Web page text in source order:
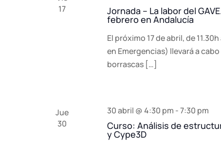
17
Jornada – La labor del
febrero en Andalucía
El próximo 17 de abril, de
en Emergencias) llevará a
borrascas […]
Jue
30
Curso: Análisis de
y Cype3D
30 abril @ 4:30 pm -7:30 pm